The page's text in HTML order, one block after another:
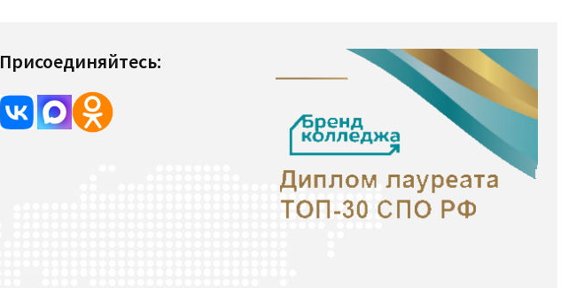
Присоединяйтесь: